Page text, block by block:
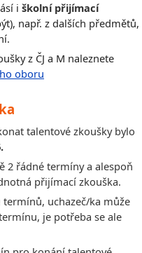
i školní přijímací
např. z dalších předmětů,
z ČJ a M naleznete
oboru
talentové zkoušky bylo
2 řádné termíny a alespoň
přijímací zkouška.
uchazeč/ka může
je potřeba se ale